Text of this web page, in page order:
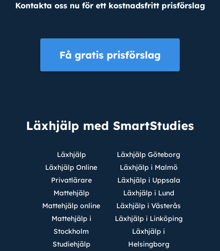
Kontakta oss nu för ett kostnadsfritt prisförslag
Få gratis prisförslag
Läxhjälp med SmartStudies
Läxhjälp
Läxhjälp Online
Privatlärare
Mattehjälp
Mattehjälp online
Mattehjälp i
Stockholm
Studiehjälp
Läxhjälp Göteborg
Läxhjälp i Malmö
Läxhjälp i Uppsala
Läxhjälp i Lund
Läxhjälp i Västerås
Läxhjälp i Linköping
Läxhjälp i
Helsingborg